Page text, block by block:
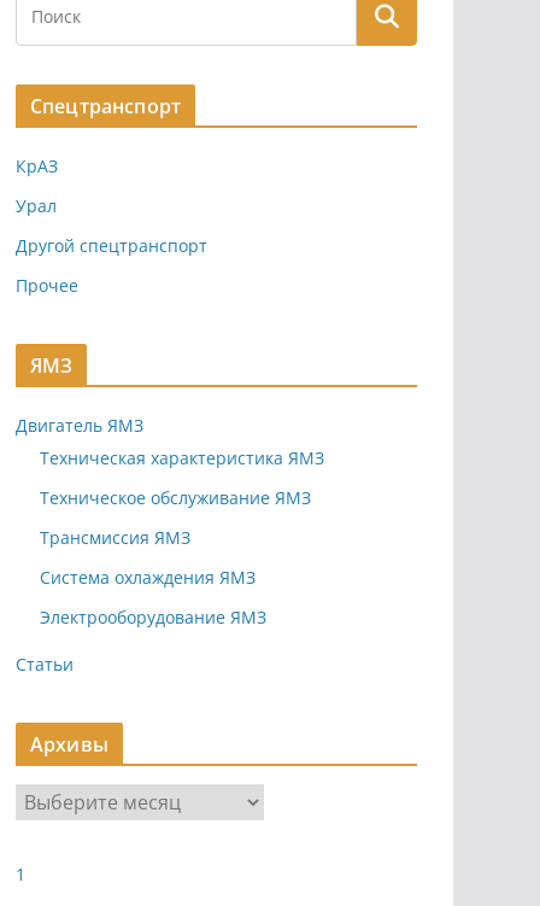
Спецтранспорт
КрАЗ
Урал
Другой спецтранспорт
Прочее
ЯМЗ
Двигатель ЯМЗ
Техническая характеристика ЯМЗ
Техническое обслуживание ЯМЗ
Трансмиссия ЯМЗ
Система охлаждения ЯМЗ
Электрооборудование ЯМЗ
Статьи
Архивы
р
и
1